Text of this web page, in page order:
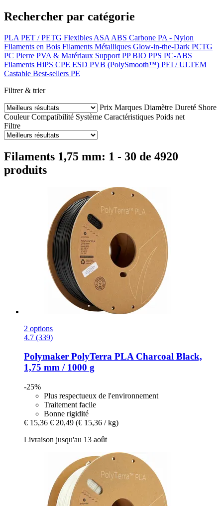
Rechercher par catégorie
PLA PET / PETG Flexibles ASA ABS Carbone PA - Nylon
Filaments en Bois Filaments Métalliques Glow-in-the-Dark PCTG
PC Pierre PVA & Matériaux Support PPBIO PPS PC-ABS
Filaments HiPS CPE ESD PVB (PolySmooth™) PEI / ULTEM
Castable Best-sellers PE
Filtrer & trier
Prix Marques Diamètre Dureté Shore
CouleurCompatibilité Système Caractéristiques Poids net
Filtre
Filaments 1,75 mm: 1 - 30 de 4920
produits
2 options
4.7 (339)
Polymaker PolyTerra PLA Charcoal Black,
1,75 mm / 1000 g
-25%
Plus respectueux de l'environnement
Traitement facile
Bonne rigidité
€ 15,36 € 20,49 (€ 15,36 / kg)
Livraison jusqu'au 13 août